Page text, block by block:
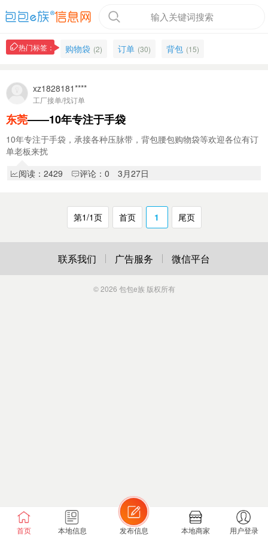
输入关键词搜索
热门标签： 购物袋 (2) 订单 (30) 背包 (15)
xz1828181****
工厂接单/找订单
东莞——10年专注于手袋
10年专注于手袋，承接各种压脉带，背包腰包购物袋等欢迎各位有订
单老板来扰
阅读：2429
评论：0 3月27日
第1/1页 首页 1 尾页
首页 本地信息 发布信息 本地商家 用户登录
联系我们 广告服务 微信平台
© 2026 包包e族版权所有